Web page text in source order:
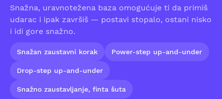
Snažna, uravnotežena baza omogućuje ti da primiš
udarac i ipak završiš — postavi stopalo, ostani nisko
i idi gore snažno.
Snažan zaustavni korak Power-step up-and-under
Drop-step up-and-under
Snažno zaustavljanje, finta šuta